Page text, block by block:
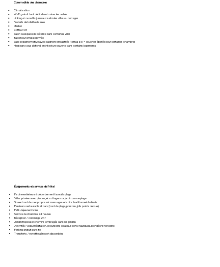
Commodités des chambres
Climatisation
Wi-Fi gratuit haut débit dans toutes les unités
Lit king-size ou lits jumeaux selon les villas ou cottages
Produits de toilette de luxe
Minibar
Coffre-fort
Salon ou espace de détente dans certaines villas
Balcon ou terrasse privée
Salle de bain privative avec baignoire encastrée (terrazzo) + douche séparée pour certaines chambres
Hauteurs sous plafond, architecture ouverte dans certains logements
Équipements et services de l’hôtel
Piscine extérieure à débordement face à la plage
Villas privées avec piscine, et cottages sur jardin ou vue plage
Spa en bord de mer proposant massages et soins traditionnels balinais
Plusieurs restaurants & bars (bord de plage, pontons, jolis points de vue)
Petit-déjeuner inclus
Service de chambre 24 heures
Réception / concierge 24h
Jardin tropical et chemins ombragés dans les jardins
Activités : yoga, méditation, excursions locales, sports nautiques, plongée/snorkeling
Parking gratuit sur site
Transferts / navette aéroport disponibles